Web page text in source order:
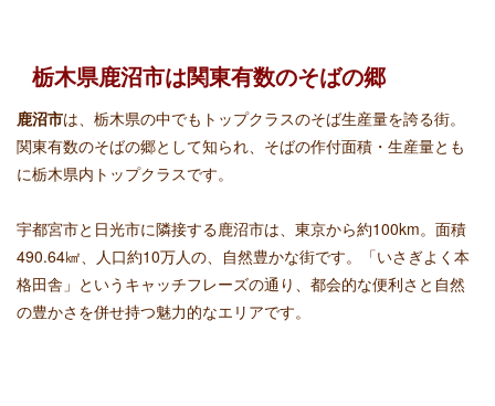
栃木県鹿沼市は関東有数のそばの郷
鹿沼市は、栃木県の中でもトップクラスのそば生産量を誇る街。
関東有数のそばの郷として知られ、そばの作付面積・生産量とも
に栃木県内トップクラスです。
宇都宮市と日光市に隣接する鹿沼市は、東京から約100km。面積
490.64㎢、人口約10万人の、自然豊かな街です。「いさぎよく本
格田舎」というキャッチフレーズの通り、都会的な便利さと自然
の豊かさを併せ持つ魅力的なエリアです。